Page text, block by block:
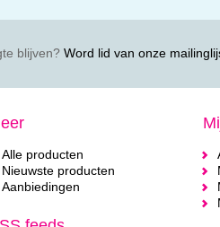
blijven?Word lid van onze
Alle producten
Nieuwste producten
Aanbiedingen